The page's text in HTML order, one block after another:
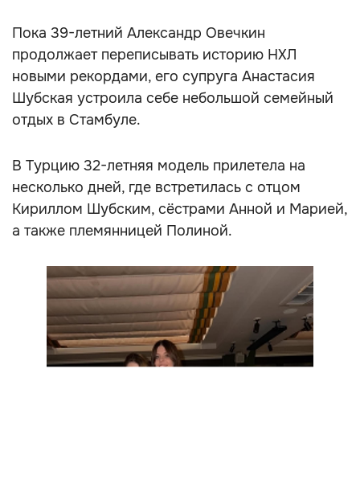
Пока 39-летний Александр Овечкин
продолжает переписывать историю НХЛ
новыми рекордами, его супруга Анастасия
Шубская устроила себе небольшой семейный
отдых в Стамбуле.
В Турцию 32-летняя модель прилетела на
несколько дней, где встретилась с отцом
Кириллом Шубским, сёстрами Анной и Марией,
а также племянницей Полиной.